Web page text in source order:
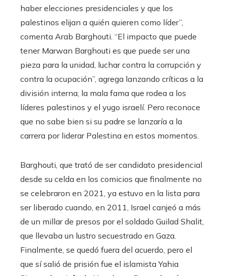
haber elecciones presidenciales y que los
palestinos elijan a quién quieren como líder”,
comenta Arab Barghouti. “El impacto que puede
tener Marwan Barghouti es que puede ser una
pieza para la unidad, luchar contra la corrupción y
contra la ocupación”, agrega lanzando críticas a la
división interna, la mala fama que rodea a los
líderes palestinos y el yugo israelí. Pero reconoce
que no sabe bien si su padre se lanzaría a la
carrera por liderar Palestina en estos momentos.
Barghouti, que trató de ser candidato presidencial
desde su celda en los comicios que finalmente no
se celebraron en 2021, ya estuvo en la lista para
ser liberado cuando, en 2011, Israel canjeó a más
de un millar de presos por el soldado Guilad Shalit,
que llevaba un lustro secuestrado en Gaza.
Finalmente, se quedó fuera del acuerdo, pero el
que sí salió de prisión fue el islamista Yahia